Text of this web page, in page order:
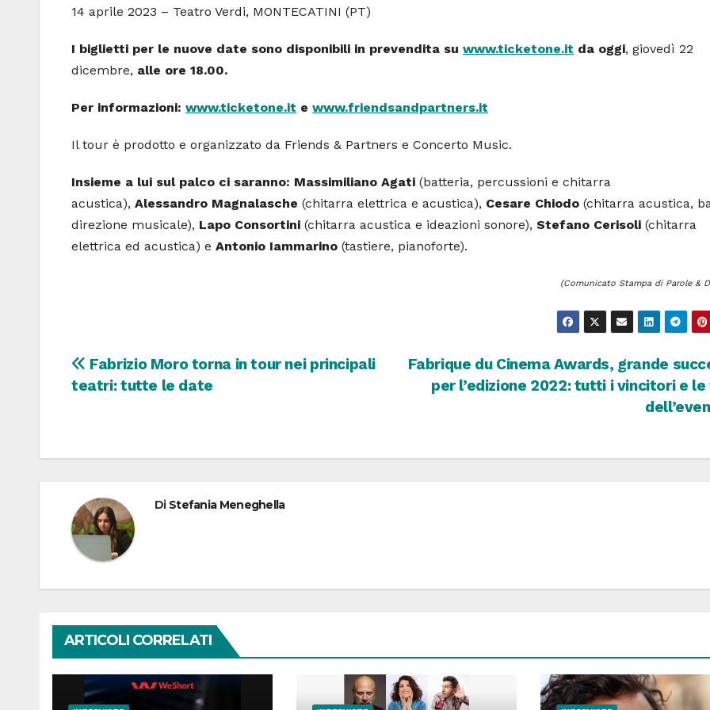
14 aprile 2023 – Teatro Verdi, MONTECATINI (PT)
I biglietti per le nuove date sono disponibili in prevendita su www.ticketone.it da oggi, giovedì 22
dicembre, alle ore 18.00.
Per informazioni: www.ticketone.it e www.friendsandpartners.it
Il tour è prodotto e organizzato da Friends & Partners e Concerto Music.
Insieme a lui sul palco ci saranno: Massimiliano Agati (batteria, percussioni e chitarra
acustica), Alessandro Magnalasche (chitarra elettrica e acustica), Cesare Chiodo (chitarra acustica,
direzione musicale), Lapo Consortini (chitarra acustica e ideazioni sonore), Stefano Cerisoli (chitarra
elettrica ed acustica) e Antonio Iammarino (tastiere, pianoforte).
(Comunicato Stampa di Parole &
Navigazione
Fabrique du Cinema Awards, grande
per l’edizione 2022: tutti i vincitori e
Fabrizio Moro torna in tour nei principali
teatri: tutte le date
Di Stefania Meneghella
ARTICOLI CORRELATI